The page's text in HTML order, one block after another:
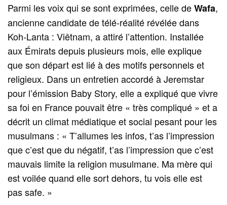
Parmi les voix qui se sont exprimées, celle deWafa,
ancienne candidate de télé‑réalité révélée dans
Koh‑Lanta : Viêtnam, a attiré l’attention. Installée
aux Émirats depuis plusieurs mois, elle explique
que son départ est lié à des motifs personnels et
religieux. Dans un entretien accordé à Jeremstar
pour l’émission Baby Story, elle a expliqué que vivre
sa foi en France pouvait être « très compliqué » et a
décrit un climat médiatique et social pesant pour les
musulmans : « T’allumes les infos, t’as l’impression
que c’est que du négatif, t’as l’impression que c’est
mauvais limite la religion musulmane. Ma mère qui
est voilée quand elle sort dehors, tu vois elle est
pas safe. »